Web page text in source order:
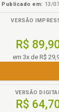
Publicado em: 13/
VERSÃO
R$
em 3x de R$
VERSÃO
R$